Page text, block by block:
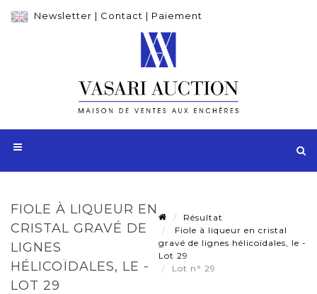
Newsletter | Contact | Paiement
FIOLE À LIQUEUR EN
CRISTAL GRAVÉ DE
LIGNES
HÉLICOÏDALES, LE -
LOT 29
Résultat
Fiole à liqueur en cristal
gravé de lignes hélicoïdales, le -
Lot 29
Lot n° 29